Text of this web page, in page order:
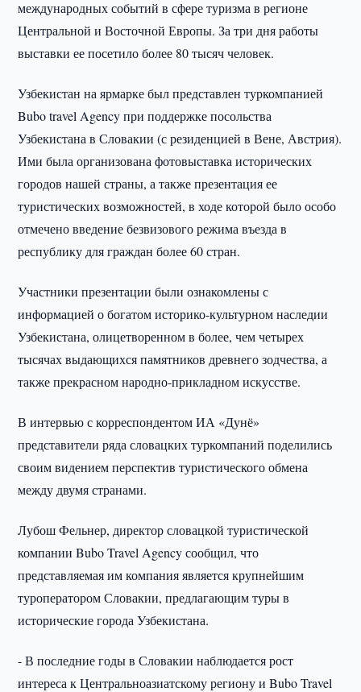
международных событий в сфере туризма в регионе
Центральной и Восточной Европы. За три дня работы
выставки ее посетило более 80 тысяч человек.
Узбекистан на ярмарке был представлен туркомпанией
Bubo travel Agency при поддержке посольства
Узбекистана в Словакии (с резиденцией в Вене, Австрия).
Ими была организована фотовыставка исторических
городов нашей страны, а также презентация ее
туристических возможностей, в ходе которой было особо
отмечено введение безвизового режима въезда в
республику для граждан более 60 стран.
Участники презентации были ознакомлены с
информацией о богатом историко-культурном наследии
Узбекистана, олицетворенном в более, чем четырех
тысячах выдающихся памятников древнего зодчества, а
также прекрасном народно-прикладном искусстве.
В интервью с корреспондентом ИА «Дунё»
представители ряда словацких туркомпаний поделились
своим видением перспектив туристического обмена
между двумя странами.
Лубош Фельнер, директор словацкой туристической
компании Bubo Travel Agency сообщил, что
представляемая им компания является крупнейшим
туроператором Словакии, предлагающим туры в
исторические города Узбекистана.
- В последние годы в Словакии наблюдается рост
интереса к Центральноазиатскому региону и Bubo Travel